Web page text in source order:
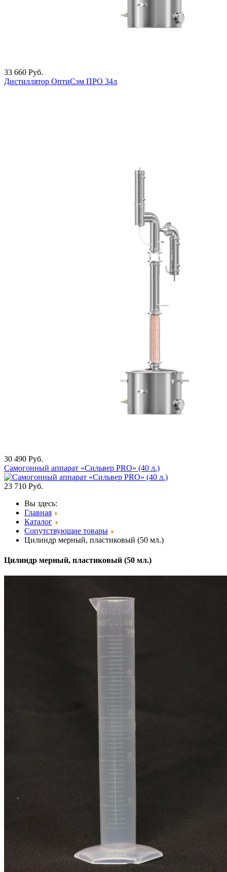
33 660 Руб.
Дистиллятор ОптиСэм ПРО 34л
30 490 Руб.
Самогонный аппарат «Сильвер PRO» (40 л.)
23 710 Руб.
Вы здесь:
Главная
Каталог
Сопутствующие товары
Цилиндр мерный, пластиковый (50 мл.)
Цилиндр мерный, пластиковый (50 мл.)